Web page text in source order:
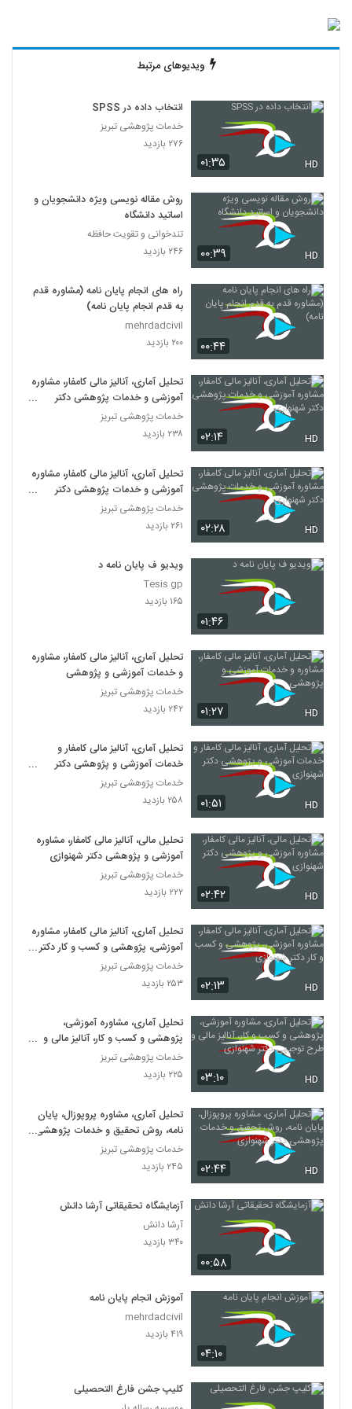
ویدیوهای مرتبط
۰۱:۳۵ HD
انتخاب داده در SPSS
خدمات پژوهشی تبریز
۲۷۶ بازدید
۰۰:۳۹ HD
روش مقاله نویسی ویژه دانشجویان و
اساتید دانشگاه
تندخوانی و تقویت حافظه
۲۴۶ بازدید
۰۰:۴۴
راه های انجام پایان نامه (مشاوره قدم
به قدم انجام پایان نامه)
mehrdadcivil
۲۰۰ بازدید
۰۲:۱۴ HD
تحلیل آماری، آنالیز مالی کامفار، مشاوره
آموزشی و خدمات پژوهشی دکتر
شهنوازی
خدمات پژوهشی تبریز
۲۳۸ بازدید
۰۲:۲۸ HD
تحلیل آماری، آنالیز مالی کامفار، مشاوره
آموزشی و خدمات پژوهشی دکتر
شهنوازی
خدمات پژوهشی تبریز
۲۶۱ بازدید
۰۱:۴۶
ویدیو ف پایان نامه د
Tesis gp
۱۶۵ بازدید
۰۱:۲۷ HD
تحلیل آماری، آنالیز مالی کامفار، مشاوره
و خدمات آموزشی و پژوهشی
خدمات پژوهشی تبریز
۲۴۲ بازدید
۰۱:۵۱ HD
تحلیل آماری، آنالیز مالی کامفار و
خدمات آموزشی و پژوهشی دکتر
شهنوازی
خدمات پژوهشی تبریز
۲۵۸ بازدید
۰۲:۴۲ HD
تحلیل مالی، آنالیز مالی کامفار، مشاوره
آموزشی و پژوهشی دکتر شهنوازی
خدمات پژوهشی تبریز
۲۲۲ بازدید
۰۲:۱۳ HD
تحلیل آماری، آنالیز مالی کامفار، مشاوره
آموزشی، پژوهشی و کسب و کار دکتر
شهنوازی
خدمات پژوهشی تبریز
۲۵۳ بازدید
۰۳:۱۰ HD
تحلیل آماری، مشاوره آموزشی،
پژوهشی و کسب و کار، آنالیز مالی و
طرح توجیهی دکتر شهنوازی
خدمات پژوهشی تبریز
۲۲۵ بازدید
۰۲:۴۴ HD
تحلیل آماری، مشاوره پروپوزال، پایان
نامه، روش تحقیق و خدمات پژوهشی
دکتر شهنوازی
خدمات پژوهشی تبریز
۲۴۵ بازدید
۰۰:۵۸
آزمایشگاه تحقیقاتی آرشا دانش
آرشا دانش
۳۴۰ بازدید
۰۴:۱۰
آموزش انجام پایان نامه
mehrdadcivil
۴۱۹ بازدید
کلیپ جشن فارغ التحصیلی